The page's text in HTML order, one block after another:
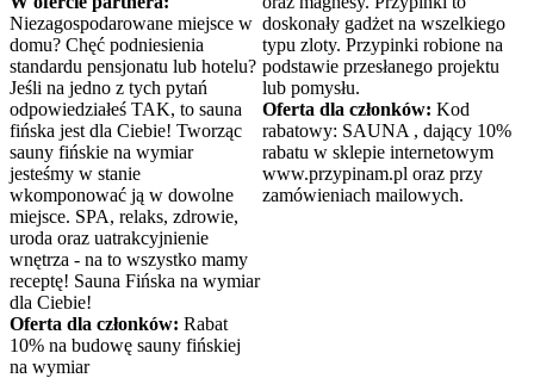
Niezagospodarowane miejsce w
domu? Chęć podniesienia
standardu pensjonatu lub hotelu?
Jeśli na jedno z tych pytań
odpowiedziałeś TAK, to sauna
fińska jest dla Ciebie! Tworząc
sauny fińskie na wymiar
jesteśmy w stanie
wkomponować ją w dowolne
miejsce. SPA, relaks, zdrowie,
uroda oraz uatrakcyjnienie
wnętrza - na to wszystko mamy
receptę! Sauna Fińska na wymiar
dla Ciebie!
Oferta dla członków: Rabat
10% na budowę sauny fińskiej
na wymiar
doskonały gadżet na wszelkiego
typu zloty. Przypinki robione na
podstawie przesłanego projektu
lub pomysłu.
Oferta dla członków: Kod
rabatowy: SAUNA , dający 10%
rabatu w sklepie internetowym
www.przypinam.pl oraz przy
zamówieniach mailowych.